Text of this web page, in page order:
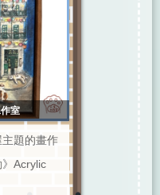
室
題的畫作
》Acrylic